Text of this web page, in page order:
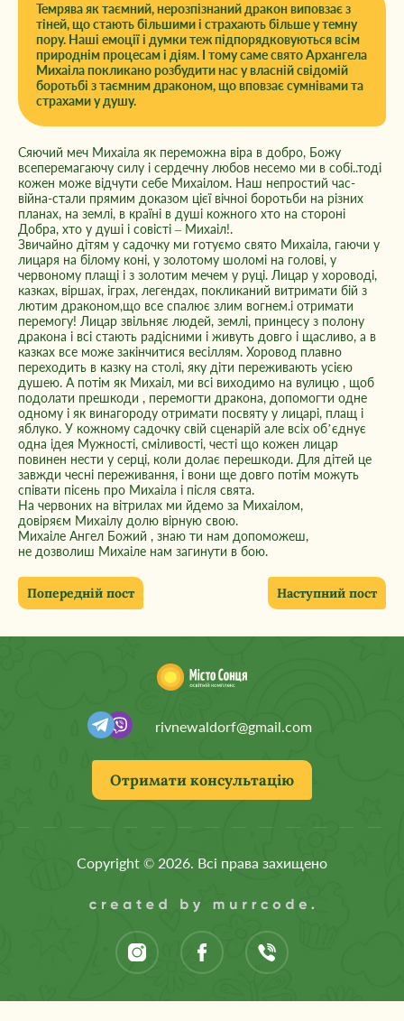
Темрява як таємний, нерозпізнаний дракон виповзає з
тіней, що стають більшими і страхають більше у темну
пору. Наші емоції і думки теж підпорядковуються всім
природнім процесам і діям. І тому саме свято Архангела
Михаіла покликано розбудити нас у власній свідомій
боротьбі з таємним драконом, що вповзає сумнівами та
страхами у душу.
Сяючий меч Михаіла як переможна віра в добро, Божу
всеперемагаючу силу і сердечну любов несемо ми в собі..тоді
кожен може відчути себе Михаілом. Наш непростий час-
війна-стали прямим доказом цієї вічноі боротьби на різних
планах, на землі, в країні в душі кожного хто на стороні
Добра, хто у душі і совісті – Михаіл!.
Звичайно дітям у садочку ми готуємо свято Михаіла, гаючи у
лицаря на білому коні, у золотому шоломі на голові, у
червоному плащі і з золотим мечем у руці. Лицар у хороводі,
казках, віршах, іграх, легендах, покликаний витримати бій з
лютим драконом,що все спалює злим вогнем.і отримати
перемогу! Лицар звільняє людей, землі, принцесу з полону
дракона і всі стають радісними і живуть довго і щасливо, а в
казках все може закінчитися весіллям. Хоровод плавно
переходить в казку на столі, яку діти переживають усією
душею. А потім як Михаіл, ми всі виходимо на вулицю , щоб
подолати прешкоди , перемогти дракона, допомогти одне
одному і як винагороду отримати посвяту у лицарі, плащ і
яблуко. У кожному садочку свій сценарій але всіх об’єднує
одна ідея Мужності, сміливості, честі що кожен лицар
повинен нести у серці, коли долає перешкоди. Для дітей це
завжди чесні переживання, і вони ще довго потім можуть
співати пісень про Михаіла і після свята.
На червоних на вітрилах ми йдемо за Михаілом,
довіряєм Михаілу долю вірную свою.
Михаіле Ангел Божий , знаю ти нам допоможеш,
не дозволиш Михаіле нам загинути в бою.
Попередній пост Наступний пост
rivnewaldorf@gmail.com
Отримати консультацію
Copyright © 2026. Всі права захищено